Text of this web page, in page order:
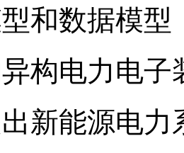
和数据模
构电力电
新能源电力